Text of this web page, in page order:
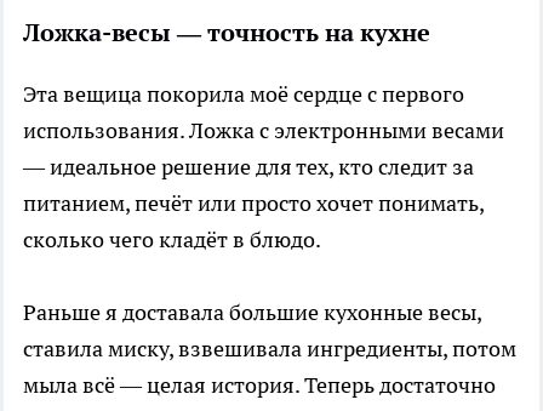
Ложка-весы — точность на кухне
Эта вещица покорила моё сердце с первого
использования. Ложка с электронными весами
— идеальное решение для тех, кто следит за
питанием, печёт или просто хочет понимать,
сколько чего кладёт в блюдо.
Раньше я доставала большие кухонные весы,
ставила миску, взвешивала ингредиенты, потом
мыла всё — целая история. Теперь достаточно